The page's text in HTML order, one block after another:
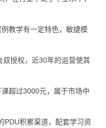
教学有一定特色，敏捷模
双授权，近30年的运营使其
超过3000元，属于市场中
PDU积累渠道，配套学习资